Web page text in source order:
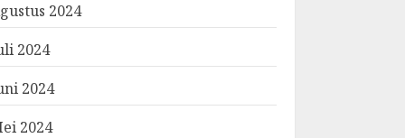
2024
2024
2024
2024